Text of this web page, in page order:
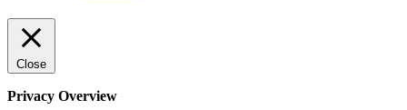
Close
Privacy Overview